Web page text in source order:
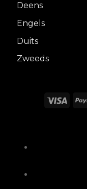
Deens
Engels
Duits
Zweeds